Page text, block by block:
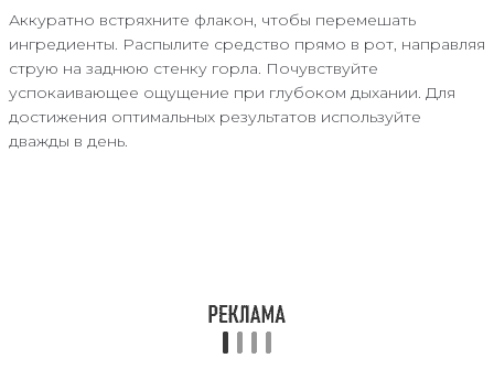
Аккуратно встряхните флакон, чтобы перемешать
ингредиенты. Распылите средство прямо в рот, направляя
струю на заднюю стенку горла. Почувствуйте
успокаивающее ощущение при глубоком дыхании. Для
достижения оптимальных результатов используйте
дважды в день.